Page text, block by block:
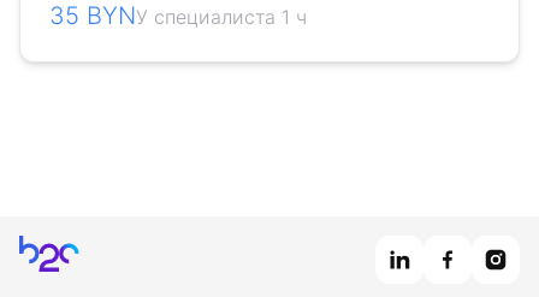
35 BYNУ специалиста 1 ч
Главная